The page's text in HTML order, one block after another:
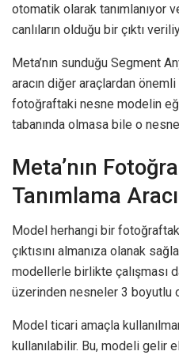
otomatik olarak tanımlanıyor
canlıların olduğu bir çıktı
Meta’nın sunduğu Segment
aracın diğer araçlardan önemli
fotoğraftaki nesne modelin
tabanında olmasa bile o
Meta’nın
Tanımlama
Model herhangi bir
çıktısını almanıza olanak
modellerle birlikte çalışması
üzerinden nesneler 3 boyutlu
Model ticari amaçla
kullanılabilir. Bu, modeli gelir